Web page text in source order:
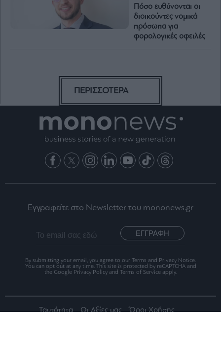
Πόσο ευθύνονται οι
διοικούντες νομικά
πρόσωπα για
φορολογικές οφειλές
ΠΕΡΙΣΣΟΤΕΡΑ
Εγγραφείτε στο Newsletter του mononews.gr
ΕΓΓΡΑΦΗ
By submitting your email, you agree to our Terms and Privacy Notice.
You can opt out at any time. This site is protected by reCAPTCHA and
the Google Privacy Policy and Terms of Service apply.
Ταυτότητα Οι Αξίες μας Όροι Χρήσης